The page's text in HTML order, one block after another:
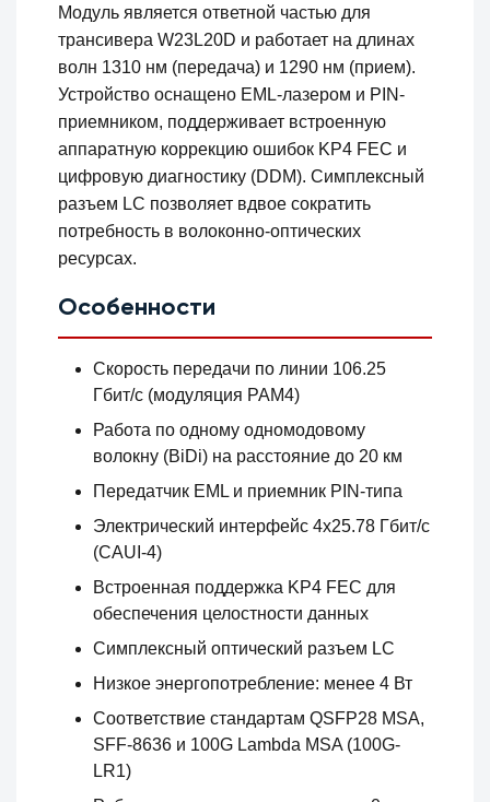
Модуль является ответной частью для
трансивера W23L20D и работает на длинах
волн 1310 нм (передача) и 1290 нм (прием).
Устройство оснащено EML-лазером и PIN-
приемником, поддерживает встроенную
аппаратную коррекцию ошибок KP4 FEC и
цифровую диагностику (DDM). Симплексный
разъем LC позволяет вдвое сократить
потребность в волоконно-оптических
ресурсах.
Особенности
Скорость передачи по линии 106.25
Гбит/с (модуляция PAM4)
Работа по одному одномодовому
волокну (BiDi) на расстояние до 20 км
Передатчик EML и приемник PIN-типа
Электрический интерфейс 4x25.78 Гбит/с
(CAUI-4)
Встроенная поддержка KP4 FEC для
обеспечения целостности данных
Симплексный оптический разъем LC
Низкое энергопотребление: менее 4 Вт
Соответствие стандартам QSFP28 MSA,
SFF-8636 и 100G Lambda MSA (100G-
LR1)